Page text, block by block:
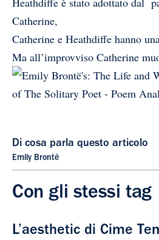
Catherine,
Catherine e Heathdiffe hanno
Ma all’improvviso Catherine
Di cosa parla questo articolo
Emily Brontë
Con gli stessi tag
L’aesthetic di Cime